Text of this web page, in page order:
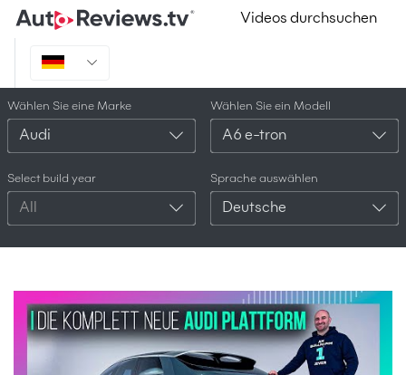
Videos durchsuchen
Wählen Sie eine Marke
Audi
Wählen Sie ein Modell
A6 e-tron
Select build year
All
Sprache auswählen
Deutsche